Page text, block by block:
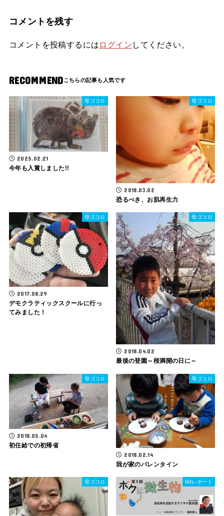
コメントを残す
コメントを投稿するには ログイン してください。
RECOMMEND
母ゴコロ
2025.02.21
今年も入賞しました!!
母ゴコロ
2018.03.02
恐るべき、お肌再生力
母ゴコロ
2017.08.29
デモクラティックスクールに行っ
てみました！
母ゴコロ
2018.04.02
最後の登園～桜満開の日に～
母ゴコロ
2018.05.04
初任給での初帰省
母ゴコロ
2018.02.14
我が家のバレンタイン
母ゴコロ MJレポート